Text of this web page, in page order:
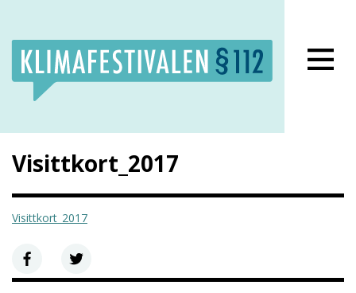
Lukk meny
Visittkort_2017
Visittkort_2017